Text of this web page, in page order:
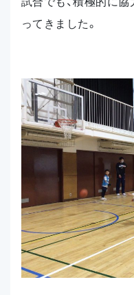
ってきました。